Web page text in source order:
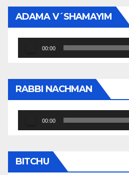
ADAMA V´SHAMAYIM
Reproductor
de
00:00
RABBI NACHMAN
Reproductor
de
00:00
BITCHU